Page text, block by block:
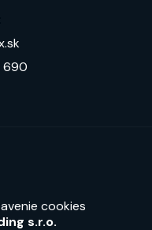
690
cookies
s.r.o.